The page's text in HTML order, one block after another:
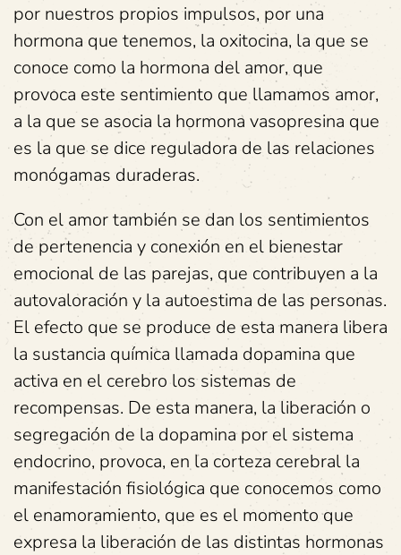
por nuestros propios impulsos, por una
hormona que tenemos, la oxitocina, la que se
conoce como la hormona del amor, que
provoca este sentimiento que llamamos amor,
a la que se asocia la hormona vasopresina que
es la que se dice reguladora de las relaciones
monógamas duraderas.
Con el amor también se dan los sentimientos
de pertenencia y conexión en el bienestar
emocional de las parejas, que contribuyen a la
autovaloración y la autoestima de las personas.
El efecto que se produce de esta manera libera
la sustancia química llamada dopamina que
activa en el cerebro los sistemas de
recompensas. De esta manera, la liberación o
segregación de la dopamina por el sistema
endocrino, provoca, en la corteza cerebral la
manifestación fisiológica que conocemos como
el enamoramiento, que es el momento que
expresa la liberación de las distintas hormonas